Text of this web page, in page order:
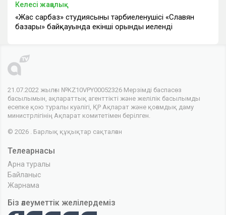
Келесі жаңалық
«Жас сарбаз» студиясының тәрбиеленушісі «Славян
базары» байқауында екінші орынды иеленді
21.07.2022 жылғы №KZ10VPY00052326 Мерзімді баспасөз
басылымын, ақпараттық агенттікті және желілік басылымды
есепке қою туралы куәлігі, ҚР Ақпарат және қоғамдық даму
министрлігінің Ақпарат комитетімен берілген.
© 2026 . Барлық құқықтар сақталған
Телеарнасы
Арна туралы
Байланыс
Жарнама
Біз әлеуметтік желілердеміз